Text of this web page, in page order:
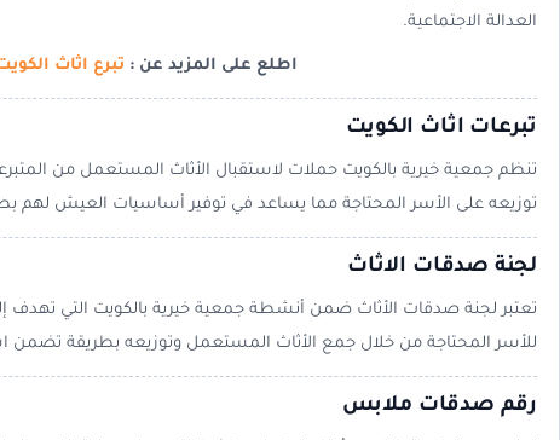
العدالة الاجتماعية.
اطلع على المزيد عن : تبرع اثاث
تبرعات اثاث الكويت
تنظم جمعية خيرية بالكويت حملات لاستقبال الأثاث المستعمل من
توزيعه على الأسر المحتاجة مما يساعد في توفير أساسيات العيش لهم
لجنة صدقات الاثاث
تعتبر لجنة صدقات الأثاث ضمن أنشطة جمعية خيرية بالكويت التي تهدف
للأسر المحتاجة من خلال جمع الأثاث المستعمل وتوزيعه بطريقة تضمن
رقم صدقات ملابس